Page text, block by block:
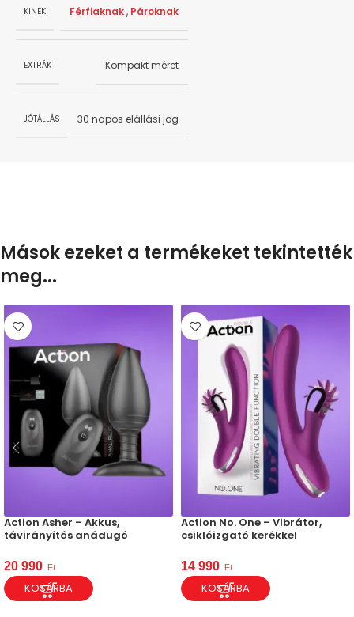
KINEK Férfiaknak, Pároknak
EXTRÁK Kompakt méret
JÓTÁLLÁS 30 napos elállási jog
Mások ezeket a termékeket tekintették
meg...
Action Asher – Akkus,
távirányítós anádugó
20 990 Ft
KOSÁRBA
Action No. One – Vibrátor,
csiklóizgató kerékkel
14 990 Ft
KOSÁRBA